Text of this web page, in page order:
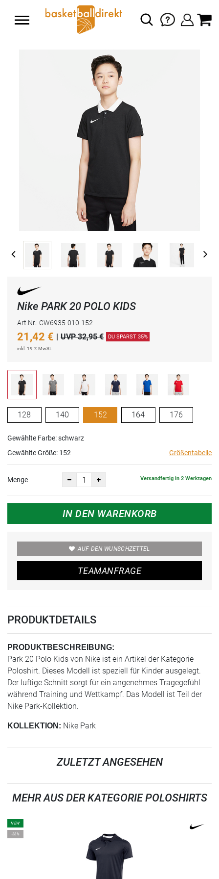
Nike PARK 20 POLO KIDS
Art.Nr.: CW6935-010-152
21,42 € | UVP 32,95 € DU SPARST 35%
inkl. 19 % MwSt.
128 140 152 164 176
Gewählte Farbe: schwarz
Gewählte Größe: 152 Größentabelle
Menge Versandfertig in 2 Werktagen
IN DEN WARENKORB
AUF DEN WUNSCHZETTEL
TEAMANFRAGE
PRODUKTDETAILS
PRODUKTBESCHREIBUNG:
Park 20 Polo Kids von Nike ist ein Artikel der Kategorie
Poloshirt. Dieses Modell ist speziell für Kinder ausgelegt.
Der luftige Schnitt sorgt für ein angenehmes Tragegefühl
während Training und Wettkampf. Das Modell ist Teil der
Nike Park-Kollektion.
KOLLEKTION: Nike Park
ZULETZT ANGESEHEN
MEHR AUS DER KATEGORIE POLOSHIRTS
NEW
-38%